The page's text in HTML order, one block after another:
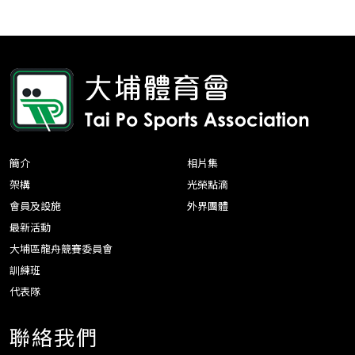
簡介
架構
會員及設施
最新活動
大埔區龍舟競賽委員會
訓練班
代表隊
相片集
光榮點滴
外界團體
聯絡我們